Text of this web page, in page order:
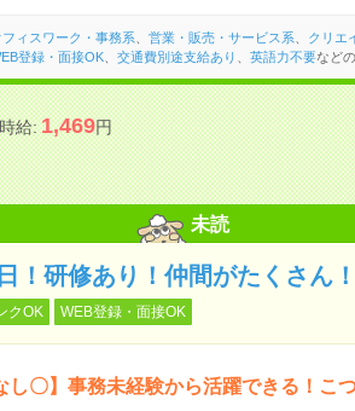
フィスワーク・事務系 営業・販売・サービス系 クリエ
登録・面接OK、 交通費別途支給あり 英語力不要など
給:1,469円
未読
！研修あり！仲間がたくさん
クOK WEB登録・面接OK
し〇】事務未経験から活躍できる！こ